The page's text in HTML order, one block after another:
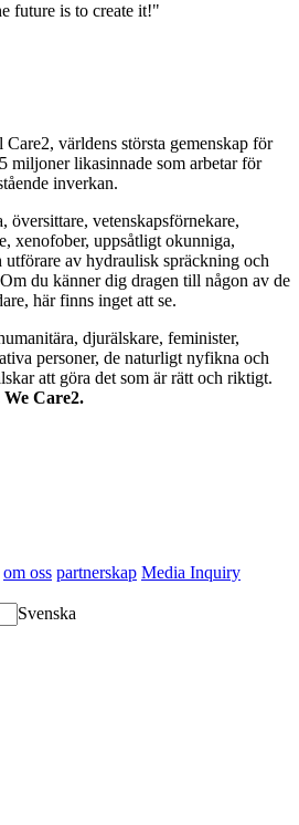
future is to create it!"
världens största gemenskap för
miljoner likasinnade som arbetar för
inverkan.
översittare, vetenskapsförnekare,
xenofober, uppsåtligt okunniga,
utförare av hydraulisk spräckning och
du känner dig dragen till någon av de
här finns inget att se.
djurälskare, feminister,
personer, de naturligt nyfikna och
att göra det som är rätt och riktigt.
Care2.
om oss partnerskap Media Inquiry
Svenska